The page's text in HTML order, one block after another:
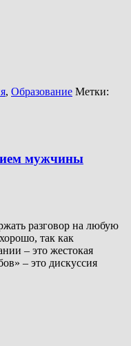
, Образование Метки:
мужчины
разговор на любую
так как
– это жестокая
– это дискуссия